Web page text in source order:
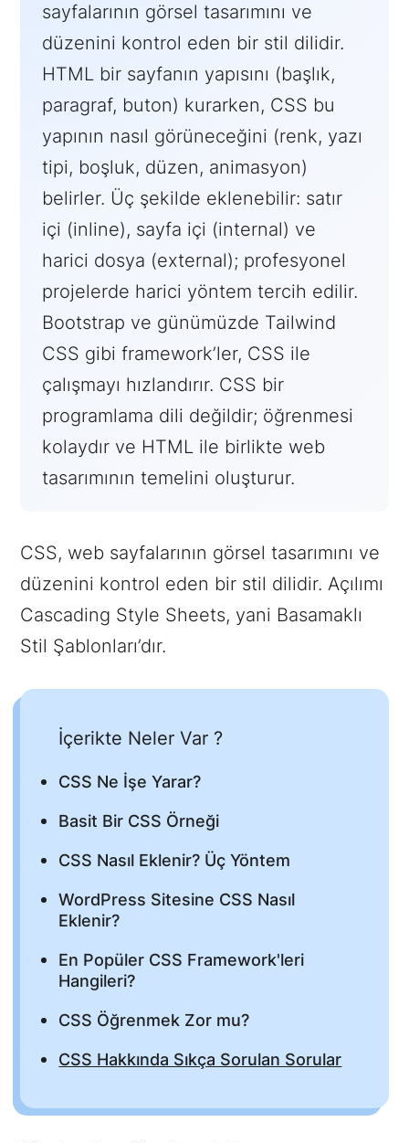
sayfalarının görsel tasarımını ve
düzenini kontrol eden bir stil dilidir.
HTML bir sayfanın yapısını (başlık,
paragraf, buton) kurarken, CSS bu
yapının nasıl görüneceğini (renk, yazı
tipi, boşluk, düzen, animasyon)
belirler. Üç şekilde eklenebilir: satır
içi (inline), sayfa içi (internal) ve
harici dosya (external); profesyonel
projelerde harici yöntem tercih edilir.
Bootstrap ve günümüzde Tailwind
CSS gibi framework’ler, CSS ile
çalışmayı hızlandırır. CSS bir
programlama dili değildir; öğrenmesi
kolaydır ve HTML ile birlikte web
tasarımının temelini oluşturur.
CSS, web sayfalarının görsel tasarımını ve
düzenini kontrol eden bir stil dilidir. Açılımı
Cascading Style Sheets, yani Basamaklı
Stil Şablonları’dır.
İçerikte Neler Var ?
CSS Ne İşe Yarar?
Basit Bir CSS Örneği
CSS Nasıl Eklenir? Üç Yöntem
WordPress Sitesine CSS Nasıl
Eklenir?
En Popüler CSS Framework'leri
Hangileri?
CSS Öğrenmek Zor mu?
CSS Hakkında Sıkça Sorulan Sorular